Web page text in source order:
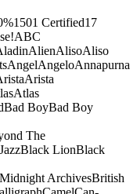
1501 Certified17
ABC
AlienAlisoAliso
AngelAngeloAnnapurna
Arista
Atlas
Bad BoyBad Boy
The
Black LionBlack
ArchivesBritish